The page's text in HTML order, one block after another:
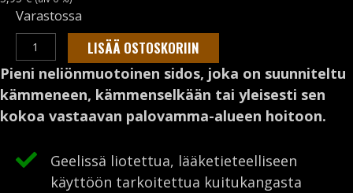
Varastossa
WATER-
JEL
10,1
cm
10,1
cm
LISÄÄ OSTOSKORIIN
Pieni neliönmuotoinen sidos, joka on suunniteltu
kämmeneen, kämmenselkään tai yleisesti sen
kokoa vastaavan palovamma-alueen hoitoon.
Geelissä liotettua, lääketieteelliseen
käyttöön tarkoitettua kuitukangasta
e
b
o
o
k
k
d
I
n
t
e
r
l